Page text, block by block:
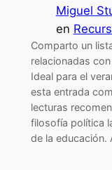
Miguel
en
Comparto un
relacionadas
Ideal para el
esta entrada
lecturas
filosofía política
de la educación.